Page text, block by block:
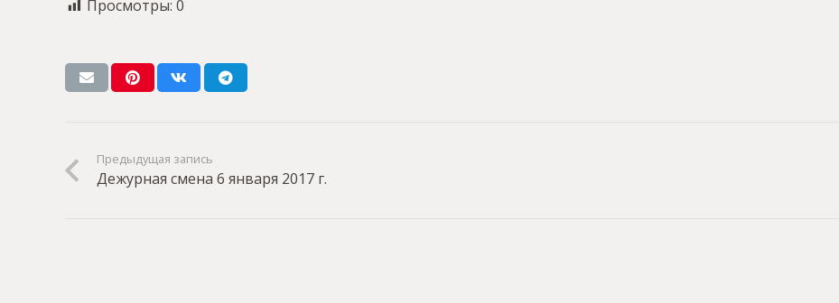
Просмотры: 0
Предыдущая запись
Дежурная смена 6 января 2017 г.